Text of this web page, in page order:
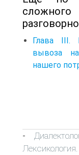
сложного
Глава III.
вывоза
нашего
-